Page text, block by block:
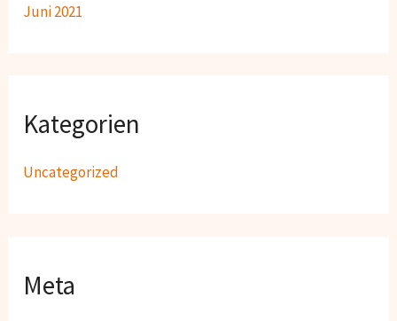
Juni 2021
Kategorien
Uncategorized
Meta